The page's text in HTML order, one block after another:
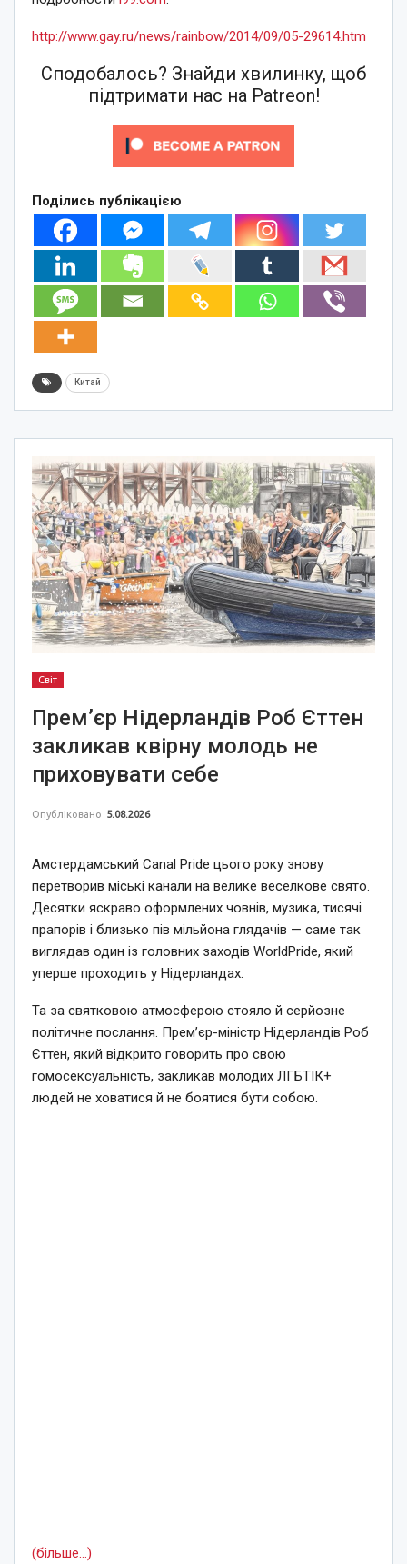
http://www.gay.ru/news/rainbow/2014/09/05-29614.htm
Сподобалось? Знайди хвилинку, щоб
підтримати нас на Patreon!
Поділись публікацією
Китай
Світ
Прем’єр Нідерландів Роб Єттен
закликав квірну молодь не
приховувати себе
Опубліковано 5.08.2026
Амстердамський Canal Pride цього року знову
перетворив міські канали на велике веселкове свято.
Десятки яскраво оформлених човнів, музика, тисячі
прапорів і близько пів мільйона глядачів — саме так
виглядав один із головних заходів WorldPride, який
уперше проходить у Нідерландах.
Та за святковою атмосферою стояло й серйозне
політичне послання. Прем’єр-міністр Нідерландів Роб
Єттен, який відкрито говорить про свою
гомосексуальність, закликав молодих ЛГБТІК+
людей не ховатися й не боятися бути собою.
(більше…)